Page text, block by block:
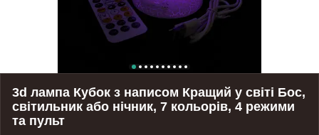
3d лампа Кубок з написом Кращий у світі Бос,
світильник або нічник, 7 кольорів, 4 режими
та пульт